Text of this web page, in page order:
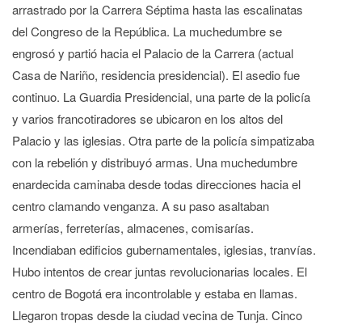
arrastrado por la Carrera Séptima hasta las escalinatas
del Congreso de la República. La muchedumbre se
engrosó y partió hacia el Palacio de la Carrera (actual
Casa de Nariño, residencia presidencial). El asedio fue
continuo. La Guardia Presidencial, una parte de la policía
y varios francotiradores se ubicaron en los altos del
Palacio y las iglesias. Otra parte de la policía simpatizaba
con la rebelión y distribuyó armas. Una muchedumbre
enardecida caminaba desde todas direcciones hacia el
centro clamando venganza. A su paso asaltaban
armerías, ferreterías, almacenes, comisarías.
Incendiaban edificios gubernamentales, iglesias, tranvías.
Hubo intentos de crear juntas revolucionarias locales. El
centro de Bogotá era incontrolable y estaba en llamas.
Llegaron tropas desde la ciudad vecina de Tunja. Cinco